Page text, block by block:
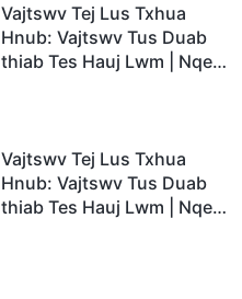
Vajtswv Tej Lus Txhua
Hnub: Vajtswv Tus Duab
thiab Tes Hauj Lwm | Nqe
Vajtswv Tej Lus Txhua
Hnub: Vajtswv Tus Duab
thiab Tes Hauj Lwm | Nqe